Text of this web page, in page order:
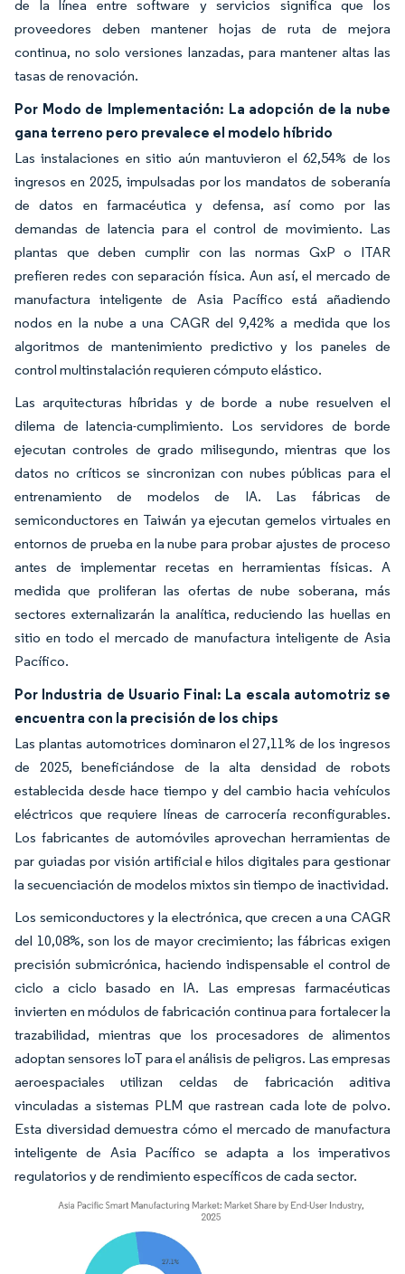
de la línea entre software y servicios significa que los
proveedores deben mantener hojas de ruta de mejora
continua, no solo versiones lanzadas, para mantener altas las
tasas de renovación.
Por Modo de Implementación: La adopción de la nube
gana terreno pero prevalece el modelo híbrido
Las instalaciones en sitio aún mantuvieron el 62,54% de los
ingresos en 2025, impulsadas por los mandatos de soberanía
de datos en farmacéutica y defensa, así como por las
demandas de latencia para el control de movimiento. Las
plantas que deben cumplir con las normas GxP o ITAR
prefieren redes con separación física. Aun así, el mercado de
manufactura inteligente de Asia Pacífico está añadiendo
nodos en la nube a una CAGR del 9,42% a medida que los
algoritmos de mantenimiento predictivo y los paneles de
control multinstalación requieren cómputo elástico.
Las arquitecturas híbridas y de borde a nube resuelven el
dilema de latencia-cumplimiento. Los servidores de borde
ejecutan controles de grado milisegundo, mientras que los
datos no críticos se sincronizan con nubes públicas para el
entrenamiento de modelos de IA. Las fábricas de
semiconductores en Taiwán ya ejecutan gemelos virtuales en
entornos de prueba en la nube para probar ajustes de proceso
antes de implementar recetas en herramientas físicas. A
medida que proliferan las ofertas de nube soberana, más
sectores externalizarán la analítica, reduciendo las huellas en
sitio en todo el mercado de manufactura inteligente de Asia
Pacífico.
Por Industria de Usuario Final: La escala automotriz se
encuentra con la precisión de los chips
Las plantas automotrices dominaron el 27,11% de los ingresos
de 2025, beneficiándose de la alta densidad de robots
establecida desde hace tiempo y del cambio hacia vehículos
eléctricos que requiere líneas de carrocería reconfigurables.
Los fabricantes de automóviles aprovechan herramientas de
par guiadas por visión artificial e hilos digitales para gestionar
la secuenciación de modelos mixtos sin tiempo de inactividad.
Los semiconductores y la electrónica, que crecen a una CAGR
del 10,08%, son los de mayor crecimiento; las fábricas exigen
precisión submicrónica, haciendo indispensable el control de
ciclo a ciclo basado en IA. Las empresas farmacéuticas
invierten en módulos de fabricación continua para fortalecer la
trazabilidad, mientras que los procesadores de alimentos
adoptan sensores IoT para el análisis de peligros. Las empresas
aeroespaciales utilizan celdas de fabricación aditiva
vinculadas a sistemas PLM que rastrean cada lote de polvo.
Esta diversidad demuestra cómo el mercado de manufactura
inteligente de Asia Pacífico se adapta a los imperativos
regulatorios y de rendimiento específicos de cada sector.